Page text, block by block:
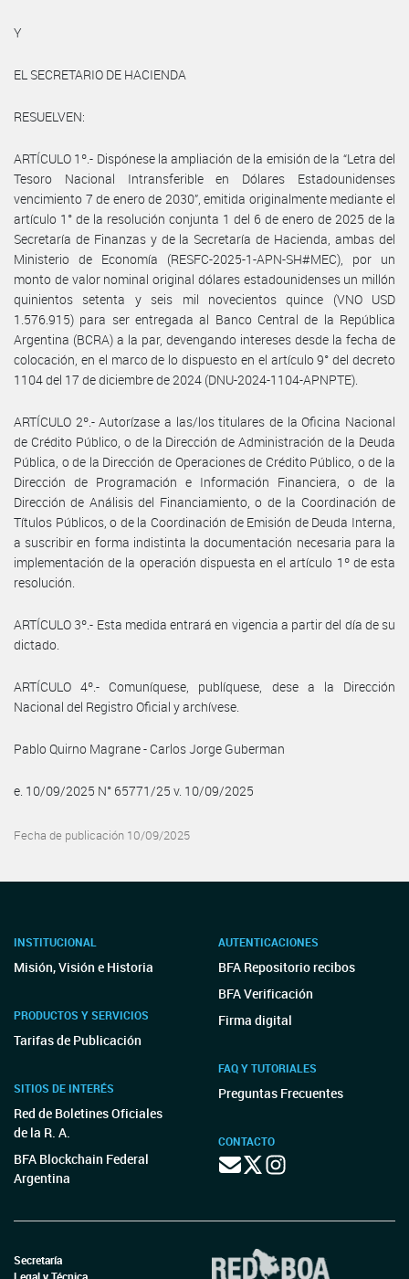
Y
EL SECRETARIO DE HACIENDA
RESUELVEN:
ARTÍCULO 1º.- Dispónese la ampliación de la emisión de la “Letra del
Tesoro Nacional Intransferible en Dólares Estadounidenses
vencimiento 7 de enero de 2030”, emitida originalmente mediante el
artículo 1° de la resolución conjunta 1 del 6 de enero de 2025 de la
Secretaría de Finanzas y de la Secretaría de Hacienda, ambas del
Ministerio de Economía (RESFC-2025-1-APN-SH#MEC), por un
monto de valor nominal original dólares estadounidenses un millón
quinientos setenta y seis mil novecientos quince (VNO USD
1.576.915) para ser entregada al Banco Central de la República
Argentina (BCRA) a la par, devengando intereses desde la fecha de
colocación, en el marco de lo dispuesto en el artículo 9° del decreto
1104 del 17 de diciembre de 2024 (DNU-2024-1104-APNPTE).
ARTÍCULO 2º.- Autorízase a las/los titulares de la Oficina Nacional
de Crédito Público, o de la Dirección de Administración de la Deuda
Pública, o de la Dirección de Operaciones de Crédito Público, o de la
Dirección de Programación e Información Financiera, o de la
Dirección de Análisis del Financiamiento, o de la Coordinación de
Títulos Públicos, o de la Coordinación de Emisión de Deuda Interna,
a suscribir en forma indistinta la documentación necesaria para la
implementación de la operación dispuesta en el artículo 1º de esta
resolución.
ARTÍCULO 3º.- Esta medida entrará en vigencia a partir del día de su
dictado.
ARTÍCULO 4º.- Comuníquese, publíquese, dese a la Dirección
Nacional del Registro Oficial y archívese.
Pablo Quirno Magrane - Carlos Jorge Guberman
e. 10/09/2025 N° 65771/25 v. 10/09/2025
Fecha de publicación 10/09/2025
INSTITUCIONAL
Misión, Visión e Historia
PRODUCTOS Y SERVICIOS
Tarifas de Publicación
SITIOS DE INTERÉS
Red de Boletines Oficiales
de la R. A.
BFA Blockchain Federal
Argentina
AUTENTICACIONES
BFA Repositorio recibos
BFA Verificación
Firma digital
FAQ Y TUTORIALES
Preguntas Frecuentes
CONTACTO
Secretaría